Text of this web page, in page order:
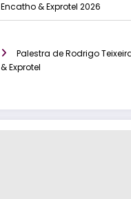
Encatho & Exprotel 2026
Palestra de Rodrigo
& Exprotel